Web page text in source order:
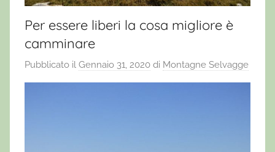
Per essere liberi la cosa migliore è
camminare
Pubblicato il Gennaio 31, 2020 di Montagne Selvagge